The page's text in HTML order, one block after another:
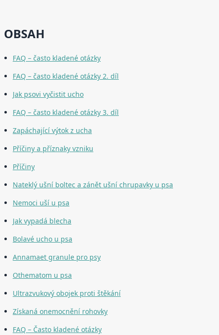
OBSAH
FAQ – často kladené otázky
FAQ – často kladené otázky 2. díl
Jak psovi vyčistit ucho
FAQ – často kladené otázky 3. díl
Zapáchající výtok z ucha
Příčiny a příznaky vzniku
Příčiny
Nateklý ušní boltec a zánět ušní chrupavky u psa
Nemoci uší u psa
Jak vypadá blecha
Bolavé ucho u psa
Annamaet granule pro psy
Othematom u psa
Ultrazvukový obojek proti štěkání
Získaná onemocnění rohovky
FAQ – Často kladené otázky